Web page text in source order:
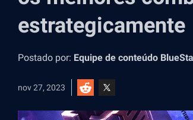
estrategicamente
Postado por: Equipe de conteúdo
nov 27, 2023